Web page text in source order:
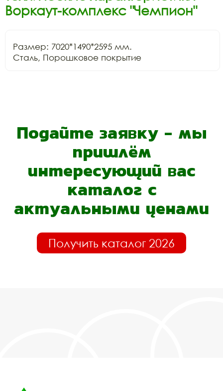
Воркаут-комплекс "Чемпион"
Размер: 7020*1490*2595 мм.
Сталь, Порошковое покрытие
Подайте заявку - мы
пришлём
интересующий вас
каталог с
актуальными ценами
Получить каталог 2026